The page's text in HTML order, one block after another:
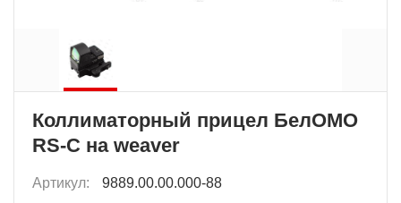
Коллиматорный прицел БелОМО
RS-C на weaver
Артикул: 9889.00.00.000-88